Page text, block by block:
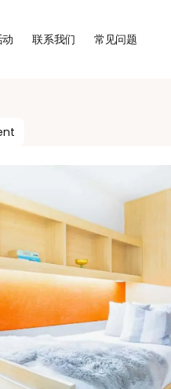
联系我们 常见问题